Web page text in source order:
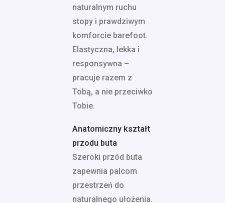
naturalnym ruchu
stopy i prawdziwym
komforcie barefoot.
Elastyczna, lekka i
responsywna –
pracuje razem z
Tobą, a nie przeciwko
Tobie.
Anatomiczny kształt
przodu buta
Szeroki przód buta
zapewnia palcom
przestrzeń do
naturalnego ułożenia.